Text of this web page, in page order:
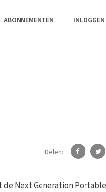
ABONNEMENTEN INLOGGEN
Delen:
de Next Generation Portable